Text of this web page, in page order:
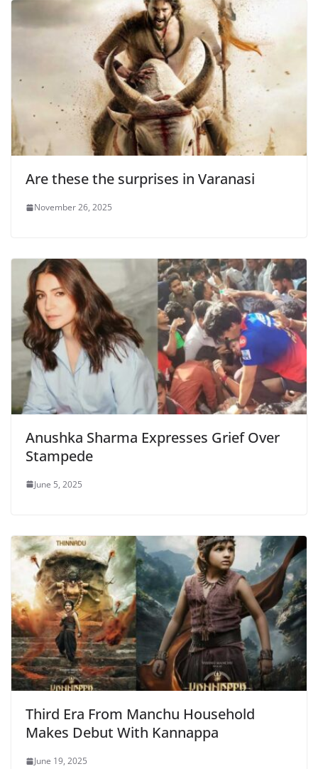
Are these the surprises in Varanasi
November 26, 2025
Anushka Sharma Expresses Grief Over
Stampede
June 5, 2025
Third Era From Manchu Household
Makes Debut With Kannappa
June 19, 2025